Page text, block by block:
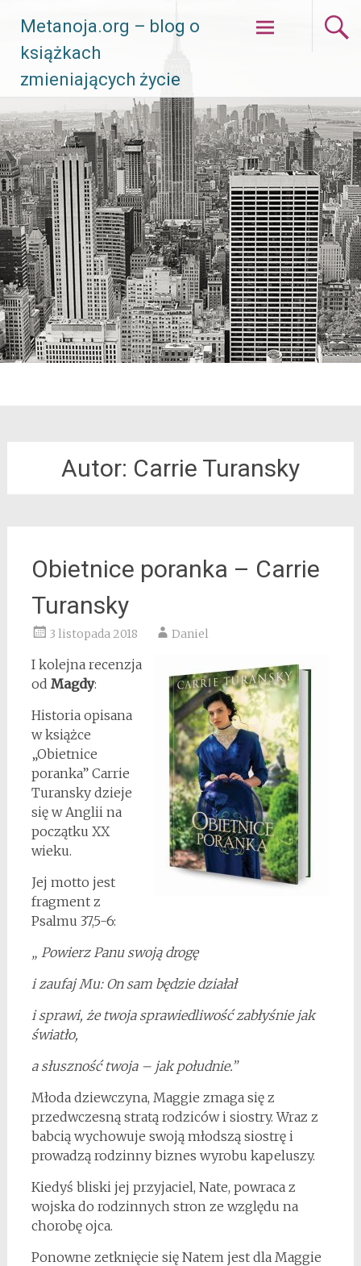
Metanoja.org – blog o
książkach
zmieniających życie
Skip
to
Autor: Carrie Turansky
Obietnice poranka – Carrie
Turansky
3 listopada 2018 Daniel
I kolejna recenzja
od Magdy:
Historia opisana
w książce
„Obietnice
poranka” Carrie
Turansky dzieje
się w Anglii na
początku XX
wieku.
Jej motto jest
fragment z
Psalmu 37,5-6:
„ Powierz Panu swoją drogę
i zaufaj Mu: On sam będzie działał
i sprawi, że twoja sprawiedliwość zabłyśnie jak
światło,
a słuszność twoja – jak południe.”
Młoda dziewczyna, Maggie zmaga się z
przedwczesną stratą rodziców i siostry. Wraz z
babcią wychowuje swoją młodszą siostrę i
prowadzą rodzinny biznes wyrobu kapeluszy.
Kiedyś bliski jej przyjaciel, Nate, powraca z
wojska do rodzinnych stron ze względu na
chorobę ojca.
Ponowne zetknięcie się Natem jest dla Maggie